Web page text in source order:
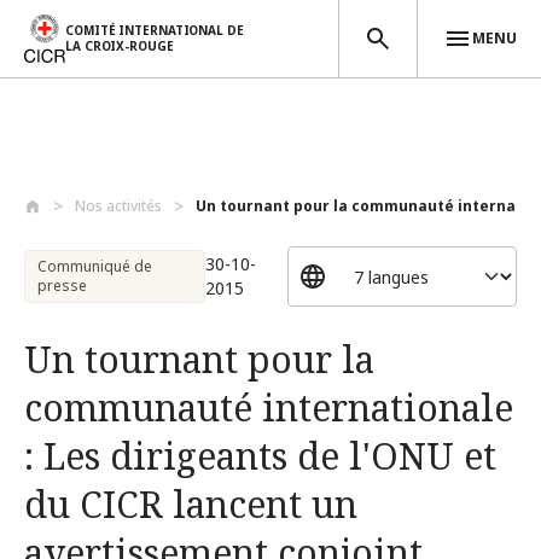
COMITÉ INTERNATIONAL DE
LA CROIX-ROUGE
MENU
Nos activités Un tournant pour la communauté internati...
Communiqué de
presse
30-10-
2015
Un tournant pour la
communauté internationale
: Les dirigeants de l'ONU et
du CICR lancent un